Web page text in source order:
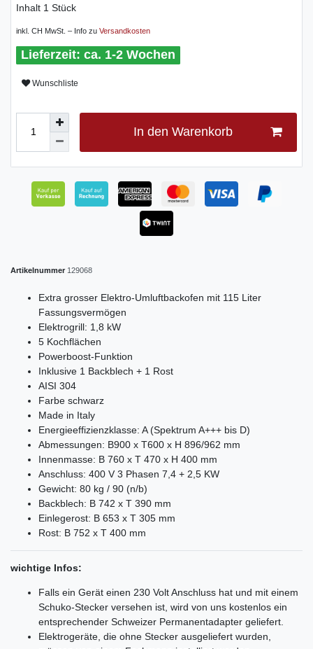
Inhalt 1 Stück
inkl. CH MwSt. – Info zu Versandkosten
ca. 1-2 Wochen
Wunschliste
In den Warenkorb
Artikelnummer 129068
Extra grosser Elektro-Umluftbackofen mit 115 Liter
Fassungsvermögen
Elektrogrill: 1,8 kW
5 Kochflächen
Powerboost-Funktion
Inklusive 1 Backblech + 1 Rost
AISI 304
Farbe schwarz
Made in Italy
Energieeffizienzklasse: A (Spektrum A+++ bis D)
Abmessungen: B900 x T600 x H 896/962 mm
Innenmasse: B 760 x T 470 x H 400 mm
Anschluss: 400 V 3 Phasen 7,4 + 2,5 KW
Gewicht: 80 kg / 90 (n/b)
Backblech: B 742 x T 390 mm
Einlegerost: B 653 x T 305 mm
Rost: B 752 x T 400 mm
wichtige Infos:
Falls ein Gerät einen 230 Volt Anschluss hat und mit einem
Schuko-Stecker versehen ist, wird von uns kostenlos ein
entsprechender Schweizer Permanentadapter geliefert.
Elektrogeräte, die ohne Stecker ausgeliefert wurden,